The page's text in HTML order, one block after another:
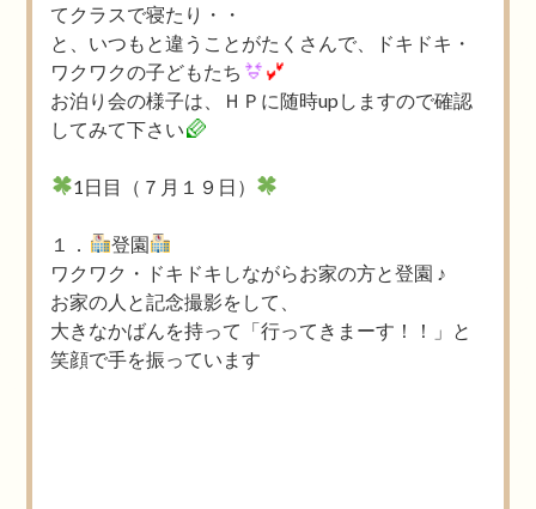
てクラスで寝たり・・
と、いつもと違うことがたくさんで、ドキドキ・
ワクワクの子どもたち
お泊り会の様子は、ＨＰに随時upしますので確認
してみて下さい
1日目（７月１９日）
１．
登園
ワクワク・ドキドキしながらお家の方と登園 ♪
お家の人と記念撮影をして、
大きなかばんを持って「行ってきまーす！！」と
笑顔で手を振っています